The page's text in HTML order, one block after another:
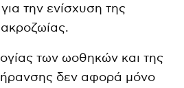
την ενίσχυση της
των ωοθηκών και της
δεν αφορά μόνο